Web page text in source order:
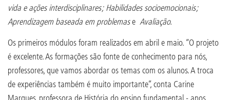
vida e ações interdisciplinares; Habilidades socioemocionais;
Aprendizagem baseada em problemase Avaliação.
Os primeiros módulos foram realizados em abril e maio. “O projeto
é excelente. As formações são fonte de conhecimento para nós,
professores, que vamos abordar os temas com os alunos. A troca
de experiências também é muito importante”, conta Carine
Marques, professora de História do ensino fundamental - anos